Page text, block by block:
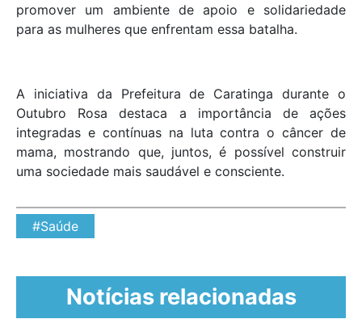
promover um ambiente de apoio e solidariedade
para as mulheres que enfrentam essa batalha.
A iniciativa da Prefeitura de Caratinga durante o
Outubro Rosa destaca a importância de ações
integradas e contínuas na luta contra o câncer de
mama, mostrando que, juntos, é possível construir
uma sociedade mais saudável e consciente.
#Saúde
Notícias relacionadas